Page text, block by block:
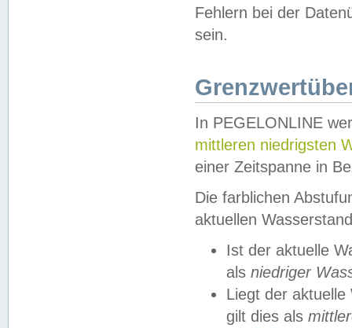
Fehlern bei der
sein.
In PEGELONLINE
mittleren niedrigsten
einer Zeitspanne in
Die farblichen
aktuellen
Ist der aktuelle
als niedriger
Liegt der
gilt dies als